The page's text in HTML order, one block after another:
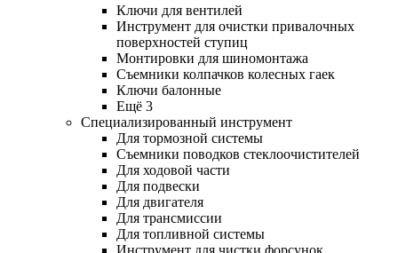
Ключи для вентилей
Инструмент для очистки привалочных
поверхностей ступиц
Монтировки для шиномонтажа
Съемники колпачков колесных гаек
Ключи балонные
Ещё 3
Специализированный инструмент
Для тормозной системы
Съемники поводков стеклоочистителей
Для ходовой части
Для подвески
Для двигателя
Для трансмиссии
Для топливной системы